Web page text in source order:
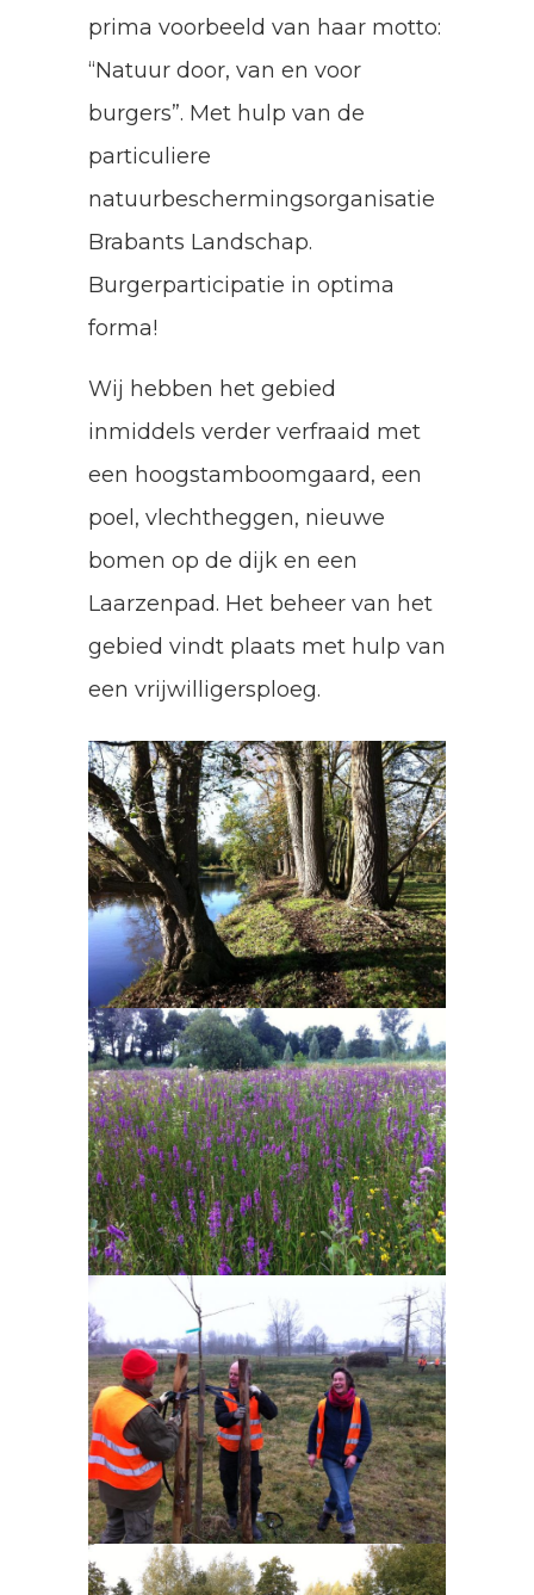
prima voorbeeld van haar motto:
“Natuur door, van en voor
burgers”. Met hulp van de
particuliere
natuurbeschermingsorganisatie
Brabants Landschap.
Burgerparticipatie in optima
forma!
Wij hebben het gebied
inmiddels verder verfraaid met
een hoogstamboomgaard, een
poel, vlechtheggen, nieuwe
bomen op de dijk en een
Laarzenpad. Het beheer van het
gebied vindt plaats met hulp van
een vrijwilligersploeg.